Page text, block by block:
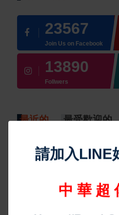
23567
Join Us on Facebook
13890
Follwers
最近的 最受歡迎的
最新消息
精湛交通工業
導入智慧製造再
地方新聞
2026台南城鎮